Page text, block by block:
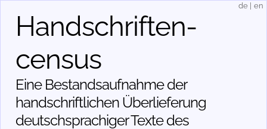
Handschriften­
census
Eine Bestandsaufnahme der
handschriftlichen Über­lieferung
deutschsprachiger Texte des
de en